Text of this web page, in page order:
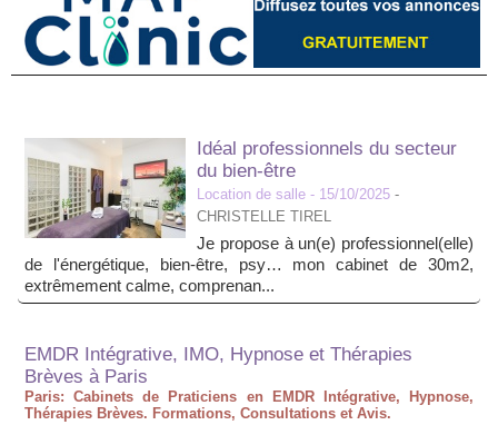
Idéal professionnels du secteur
du bien-être
Location de salle - 15/10/2025 -
CHRISTELLE TIREL
Je propose à un(e) professionnel(elle)
de l'énergétique, bien-être, psy… mon cabinet de 30m2,
extrêmement calme, comprenan...
EMDR Intégrative, IMO, Hypnose et Thérapies
Brèves à Paris
Paris: Cabinets de Praticiens en EMDR Intégrative, Hypnose,
Thérapies Brèves. Formations, Consultations et Avis.